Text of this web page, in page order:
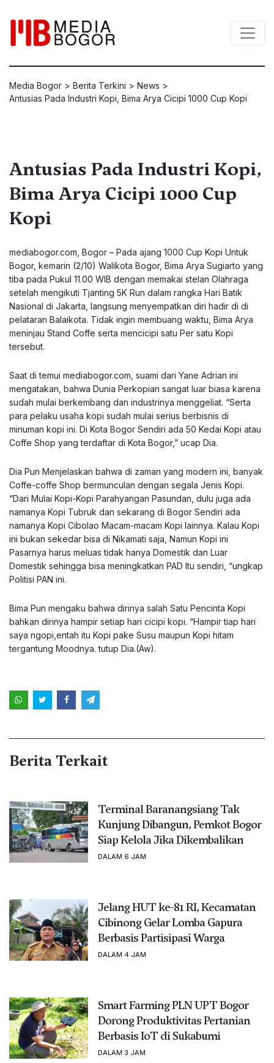
Media Bogor > Berita Terkini > News >
Antusias Pada Industri Kopi, Bima Arya Cicipi 1000 Cup Kopi
Antusias Pada Industri Kopi,
Bima Arya Cicipi 1000 Cup
Kopi
mediabogor.com, Bogor – Pada ajang 1000 Cup Kopi Untuk
Bogor, kemarin (2/10) Walikota Bogor, Bima Arya Sugiarto yang
tiba pada Pukul 11.00 WIB dengan memakai stelan Olahraga
setelah mengikuti Tjanting 5K Run dalam rangka Hari Batik
Nasional di Jakarta, langsung menyempatkan diri hadir di di
pelataran Balaikota. Tidak ingin membuang waktu, Bima Arya
meninjau Stand Coffe serta mencicipi satu Per satu Kopi
tersebut.
Saat di temui mediabogor.com, suami dari Yane Adrian ini
mengatakan, bahwa Dunia Perkopian sangat luar biasa karena
sudah mulai berkembang dan industrinya menggeliat. “Serta
para pelaku usaha kopi sudah mulai serius berbisnis di
minuman kopi ini. Di Kota Bogor Sendiri ada 50 Kedai Kopi atau
Coffe Shop yang terdaftar di Kota Bogor,” ucap Dia.
Dia Pun Menjelaskan bahwa di zaman yang modern ini, banyak
Coffe-coffe Shop bermunculan dengan segala Jenis Kopi.
“Dari Mulai Kopi-Kopi Parahyangan Pasundan, dulu juga ada
namanya Kopi Tubruk dan sekarang di Bogor Sendiri ada
namanya Kopi Cibolao Macam-macam Kopi lainnya. Kalau Kopi
ini bukan sekedar bisa di Nikamati saja, Namun Kopi ini
Pasarnya harus meluas tidak hanya Domestik dan Luar
Domestik sehingga bisa meningkatkan PAD Itu sendiri, “ungkap
Politisi PAN ini.
Bima Pun mengaku bahwa dirinya salah Satu Pencinta Kopi
bahkan dirinya hampir setiap hari cicipi kopi. “Hampir tiap hari
saya ngopi,entah itu Kopi pake Susu maupun Kopi hitam
tergantung Moodnya. tutup Dia.(Aw).
Berita Terkait
Terminal Baranangsiang Tak
Kunjung Dibangun, Pemkot Bogor
Siap Kelola Jika Dikembalikan
DALAM 6 JAM
Jelang HUT ke-81 RI, Kecamatan
Cibinong Gelar Lomba Gapura
Berbasis Partisipasi Warga
DALAM 4 JAM
Smart Farming PLN UPT Bogor
Dorong Produktivitas Pertanian
Berbasis IoT di Sukabumi
DALAM 3 JAM